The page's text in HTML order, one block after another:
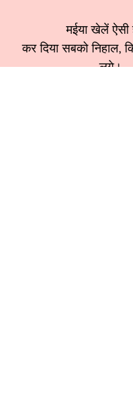
मईया खेलें ऐसी
कर दिया सबको निहाल,
लगे।